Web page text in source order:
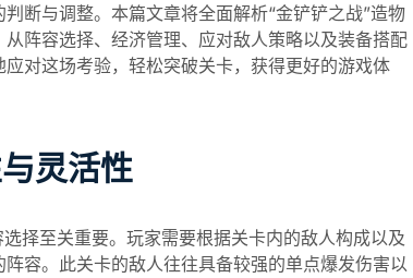
断与调整。本篇文章将全面解析“金铲铲之战”造物
阵容选择、经济管理、应对敌人策略以及装备搭配
对这场考验，轻松突破关卡，获得更好的游戏体
灵活性
择至关重要。玩家需要根据关卡内的敌人构成以及
容。此关卡的敌人往往具备较强的单点爆发伤害以